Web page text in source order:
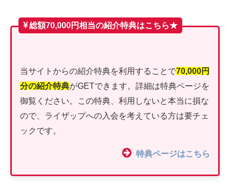
総額70,000円相当の紹介特典はこちら★
当サイトからの紹介特典を利用することで70,000円
分の紹介特典がGETできます。詳細は特典ページを
御覧ください。この特典、利用しないと本当に損な
ので、ライザップへの入会を考えている方は要チェ
ックです。
特典ページはこちら